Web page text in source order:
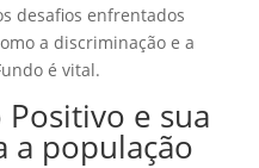
desafios enfrentados
a discriminação e a
é vital.
e sua
a população